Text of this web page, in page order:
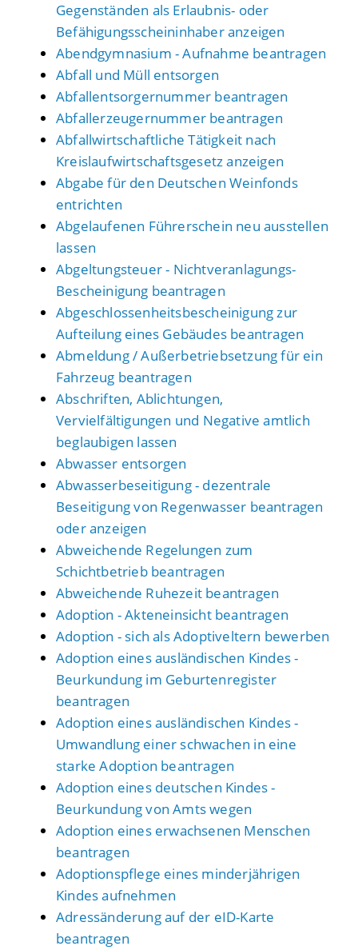
Gegenständen als Erlaubnis- oder
Befähigungsscheininhaber anzeigen
Abendgymnasium - Aufnahme beantragen
Abfall und Müll entsorgen
Abfallentsorgernummer beantragen
Abfallerzeugernummer beantragen
Abfallwirtschaftliche Tätigkeit nach
Kreislaufwirtschaftsgesetz anzeigen
Abgabe für den Deutschen Weinfonds
entrichten
Abgelaufenen Führerschein neu ausstellen
lassen
Abgeltungsteuer - Nichtveranlagungs-
Bescheinigung beantragen
Abgeschlossenheitsbescheinigung zur
Aufteilung eines Gebäudes beantragen
Abmeldung / Außerbetriebsetzung für ein
Fahrzeug beantragen
Abschriften, Ablichtungen,
Vervielfältigungen und Negative amtlich
beglaubigen lassen
Abwasser entsorgen
Abwasserbeseitigung - dezentrale
Beseitigung von Regenwasser beantragen
oder anzeigen
Abweichende Regelungen zum
Schichtbetrieb beantragen
Abweichende Ruhezeit beantragen
Adoption - Akteneinsicht beantragen
Adoption - sich als Adoptiveltern bewerben
Adoption eines ausländischen Kindes -
Beurkundung im Geburtenregister
beantragen
Adoption eines ausländischen Kindes -
Umwandlung einer schwachen in eine
starke Adoption beantragen
Adoption eines deutschen Kindes -
Beurkundung von Amts wegen
Adoption eines erwachsenen Menschen
beantragen
Adoptionspflege eines minderjährigen
Kindes aufnehmen
Adressänderung auf der eID-Karte
beantragen